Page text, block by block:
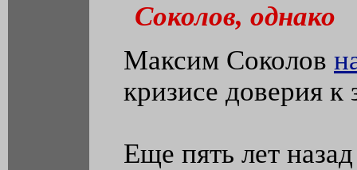
Соколов, однако
Максим Соколов
кризисе доверия
Еще пять лет